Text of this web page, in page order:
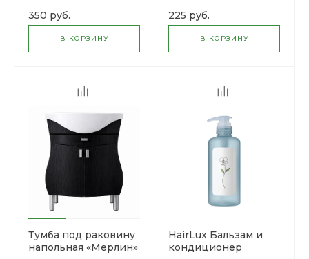
350 руб.
В КОРЗИНУ
225 руб.
В КОРЗИНУ
Тумба под раковину
напольная «Мерлин»
HairLux Бальзам и
кондиционер